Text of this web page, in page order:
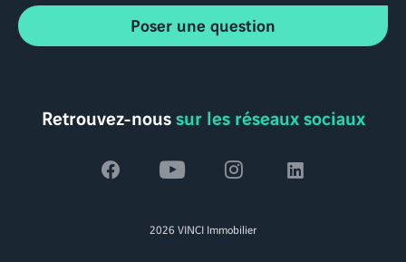
Poser une question
Retrouvez-noussur les réseaux sociaux
Voir
Voir
page
Voir
page
Voir
2026 VINCI Immobilier